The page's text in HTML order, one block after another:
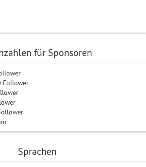
für Sponsoren
Follower
Sprachen